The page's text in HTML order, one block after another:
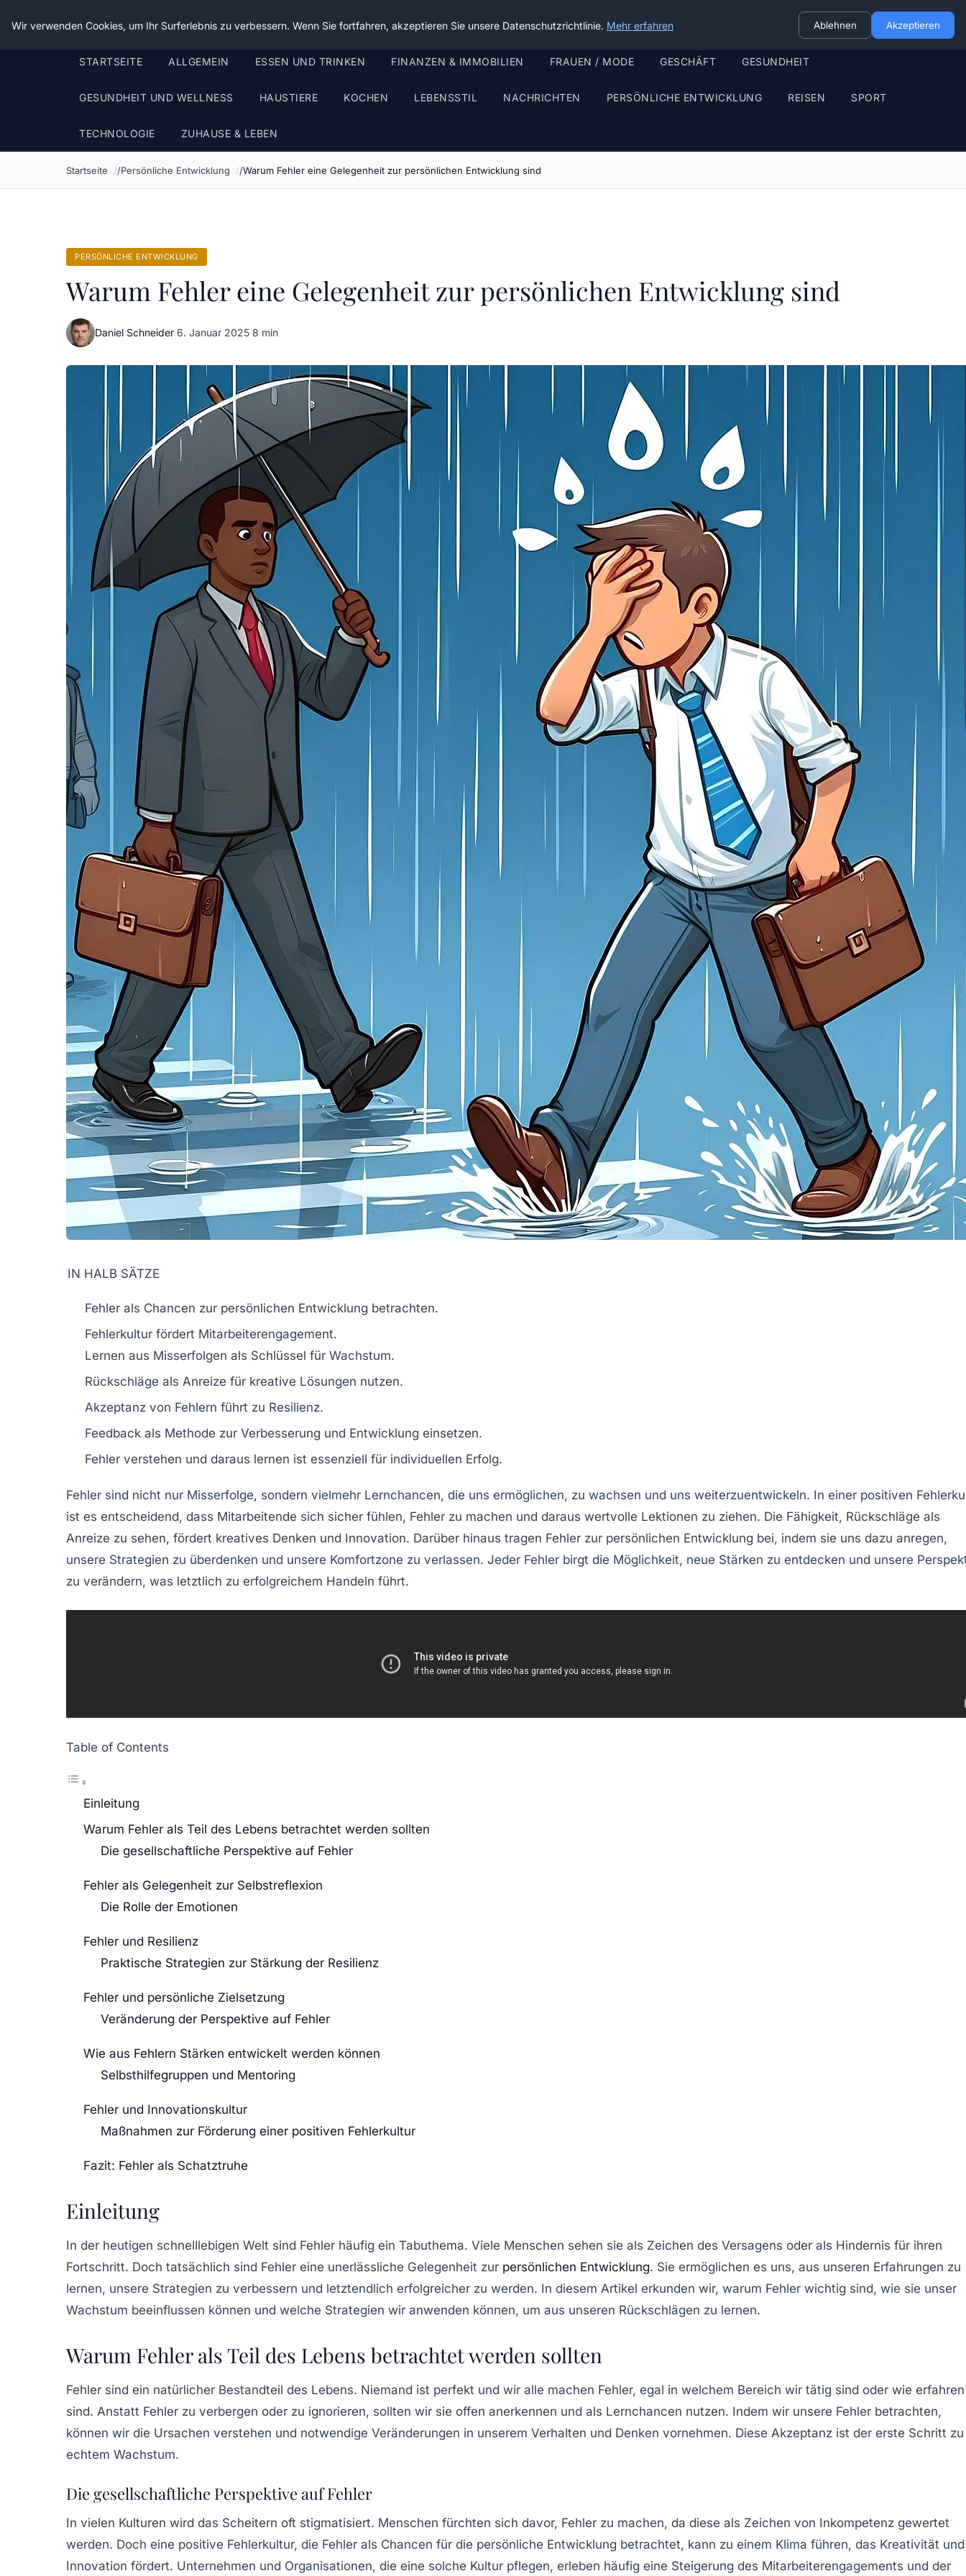
Die Schnitter
STARTSEITE ALLGEMEIN ESSEN UND TRINKEN FINANZEN & IMMOBILIEN FRAUEN / MODE GESCHÄFT GESUNDHEIT
GESUNDHEIT UND WELLNESS HAUSTIERE KOCHEN LEBENSSTIL NACHRICHTEN PERSÖNLICHE ENTWICKLUNG REISEN SPORT
TECHNOLOGIE ZUHAUSE & LEBEN
Startseite Persönliche Entwicklung Warum Fehler eine Gelegenheit zur persönlichen Entwicklung sind
PERSÖNLICHE ENTWICKLUNG
Warum Fehler eine Gelegenheit zur persönlichen Entwicklung sind
Daniel Schneider·6. Januar 2025·8 min
IN HALB SÄTZE
Fehler als Chancen zur persönlichen Entwicklung betrachten.
Fehlerkultur fördert Mitarbeiterengagement.
Lernen aus Misserfolgen als Schlüssel für Wachstum.
Rückschläge als Anreize für kreative Lösungen nutzen.
Akzeptanz von Fehlern führt zu Resilienz.
Feedback als Methode zur Verbesserung und Entwicklung einsetzen.
Fehler verstehen und daraus lernen ist essenziell für individuellen Erfolg.
Fehler sind nicht nur Misserfolge, sondern vielmehr Lernchancen, die uns ermöglichen, zu wachsen und uns weiterzuentwickeln. In einer positiven
ist es entscheidend, dass Mitarbeitende sich sicher fühlen, Fehler zu machen und daraus wertvolle Lektionen zu ziehen. Die Fähigkeit, Rückschläge als
Anreize zu sehen, fördert kreatives Denken und Innovation. Darüber hinaus tragen Fehler zur persönlichen Entwicklung bei, indem sie uns dazu anregen,
unsere Strategien zu überdenken und unsere Komfortzone zu verlassen. Jeder Fehler birgt die Möglichkeit, neue Stärken zu entdecken und unsere
zu verändern, was letztlich zu erfolgreichem Handeln führt.
Table of Contents
Einleitung
Warum Fehler als Teil des Lebens betrachtet werden sollten
Die gesellschaftliche Perspektive auf Fehler
Fehler als Gelegenheit zur Selbstreflexion
Die Rolle der Emotionen
Fehler und Resilienz
Praktische Strategien zur Stärkung der Resilienz
Fehler und persönliche Zielsetzung
Veränderung der Perspektive auf Fehler
Wie aus Fehlern Stärken entwickelt werden können
Selbsthilfegruppen und Mentoring
Fehler und Innovationskultur
Maßnahmen zur Förderung einer positiven Fehlerkultur
Fazit: Fehler als Schatztruhe
Einleitung
In der heutigen schnelllebigen Welt sind Fehler häufig ein Tabuthema. Viele Menschen sehen sie als Zeichen des Versagens oder als Hindernis für ihren
Fortschritt. Doch tatsächlich sind Fehler eine unerlässliche Gelegenheit zur persönlichen Entwicklung. Sie ermöglichen es uns, aus unseren Erfahrungen zu
lernen, unsere Strategien zu verbessern und letztendlich erfolgreicher zu werden. In diesem Artikel erkunden wir, warum Fehler wichtig sind, wie sie unser
Wachstum beeinflussen können und welche Strategien wir anwenden können, um aus unseren Rückschlägen zu lernen.
Warum Fehler als Teil des Lebens betrachtet werden sollten
Fehler sind ein natürlicher Bestandteil des Lebens. Niemand ist perfekt und wir alle machen Fehler, egal in welchem Bereich wir tätig sind oder wie
sind. Anstatt Fehler zu verbergen oder zu ignorieren, sollten wir sie offen anerkennen und als Lernchancen nutzen. Indem wir unsere Fehler betrachten,
können wir die Ursachen verstehen und notwendige Veränderungen in unserem Verhalten und Denken vornehmen. Diese Akzeptanz ist der erste Schritt zu
echtem Wachstum.
Die gesellschaftliche Perspektive auf Fehler
In vielen Kulturen wird das Scheitern oft stigmatisiert. Menschen fürchten sich davor, Fehler zu machen, da diese als Zeichen von Inkompetenz gewertet
werden. Doch eine positive Fehlerkultur, die Fehler als Chancen für die persönliche Entwicklung betrachtet, kann zu einem Klima führen, das Kreativität und
Innovation fördert. Unternehmen und Organisationen, die eine solche Kultur pflegen, erleben häufig eine Steigerung des Mitarbeiterengagements und der
Wir verwenden Cookies, um Ihr Surferlebnis zu verbessern. Wenn Sie fortfahren, akzeptieren Sie unsere Datenschutzrichtlinie. Mehr erfahren Ablehnen Akzeptieren